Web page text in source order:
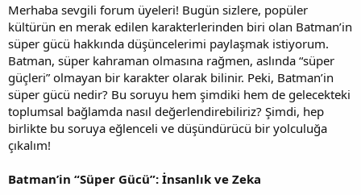
a
n
i
h
i
Merhaba sevgili forum üyeleri! Bugün sizlere, popüler
kültürün en merak edilen karakterlerinden biri olan Batman’in
süper gücü hakkında düşüncelerimi paylaşmak istiyorum.
Batman, süper kahraman olmasına rağmen, aslında “süper
güçleri” olmayan bir karakter olarak bilinir. Peki, Batman’in
süper gücü nedir? Bu soruyu hem şimdiki hem de gelecekteki
toplumsal bağlamda nasıl değerlendirebiliriz? Şimdi, hep
birlikte bu soruya eğlenceli ve düşündürücü bir yolculuğa
çıkalım!
Batman’in “Süper Gücü”: İnsanlık ve Zeka